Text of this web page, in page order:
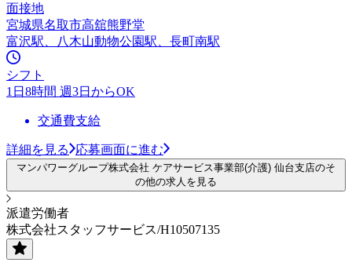
面接地
宮城県名取市高舘熊野堂
富沢駅、八木山動物公園駅、長町南駅
シフト
1日8時間 週3日からOK
交通費支給
詳細を見る 応募画面に進む
マンパワーグループ株式会社 ケアサービス事業部(介護) 仙台支店のそ
の他の求人を見る
派遣労働者
株式会社スタッフサービス/H10507135